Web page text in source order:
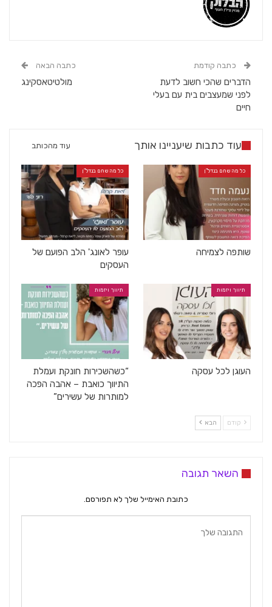
כתבה קודמת
הדברים שהכי חשוב לדעת
לפני שמעצבים בית עם בעלי
חיים
כתבה הבאה
מולטיטאסקינג
עוד כתבות שיעניינו אותך עוד מהכותב
כל מה שחם בנדל"ן
שותפה לצמיחה
כל מה שחם בנדל"ן
עופר לאונג' הלב הפועם של
העסקים
תיווך ויזמות
העוגן לכל עסקה
תיווך ויזמות
“כשהשכירות חונקת ועמלת
התיווך כואבת – אהבה הפכה
למותרות של עשירים”
קודם הבא
השאר תגובה
כתובת האימייל שלך לא תפורסם.